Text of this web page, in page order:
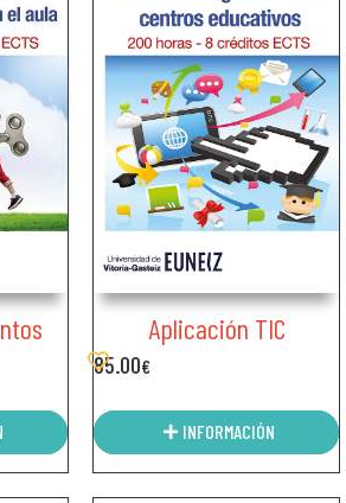
Aplicación TIC
85.00€
INFORMACIÓN